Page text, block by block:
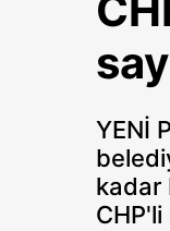
YENİ
kadar
CHP'li